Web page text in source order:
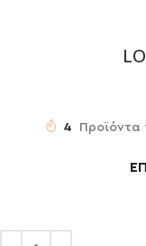
4 Προϊόντα